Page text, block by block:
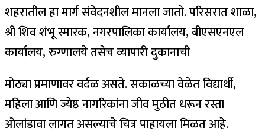
शहरातील हा मार्ग संवेदनशील मानला जातो. परिसरात शाळा,
श्री शिव शंभू स्मारक, नगरपालिका कार्यालय, बीएसएनएल
कार्यालय, रुग्णालये तसेच व्यापारी दुकानाची
मोठ्या प्रमाणावर वर्दळ असते. सकाळच्या वेळेत विद्यार्थी,
महिला आणि ज्येष्ठ नागरिकांना जीव मुठीत धरून रस्ता
ओलांडावा लागत असल्याचे चित्र पाहायला मिळत आहे.